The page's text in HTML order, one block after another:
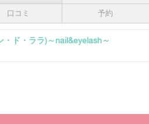
口コミ 予約
・ド・ララ)～nail&eyelash～